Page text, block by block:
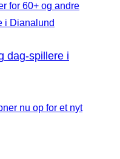
dag-spillere i
nu op for et nyt